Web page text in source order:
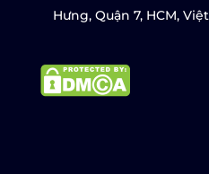
Hưng, Quận 7, HCM,